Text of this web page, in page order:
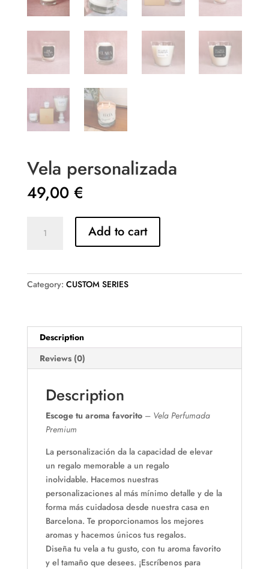
Vela personalizada
49,00 €
personalizada
Add to cart
Category: CUSTOM SERIES
Description
Reviews (0)
Description
Escoge tu aroma favorito – Vela Perfumada
Premium
La personalización da la capacidad de elevar
un regalo memorable a un regalo
inolvidable. Hacemos nuestras
personalizaciones al más mínimo detalle y de la
forma más cuidadosa desde nuestra casa en
Barcelona. Te proporcionamos los mejores
aromas y hacemos únicos tus regalos.
Diseña tu vela a tu gusto, con tu aroma favorito
y el tamaño que desees. ¡Escríbenos para